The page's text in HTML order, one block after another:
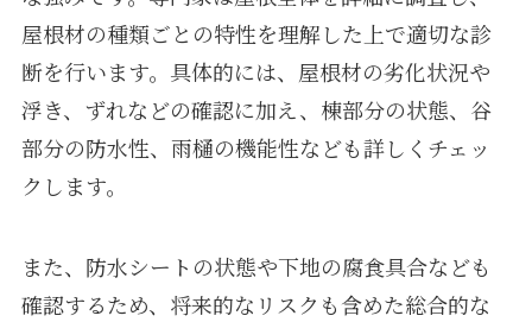
屋根材の種類ごとの特性を理解した上で適切な診
断を行います。具体的には、屋根材の劣化状況や
浮き、ずれなどの確認に加え、棟部分の状態、谷
部分の防水性、雨樋の機能性なども詳しくチェッ
クします。
また、防水シートの状態や下地の腐食具合なども
確認するため、将来的なリスクも含めた総合的な